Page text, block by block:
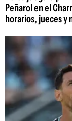
Peñarol en el
horarios, jueces y